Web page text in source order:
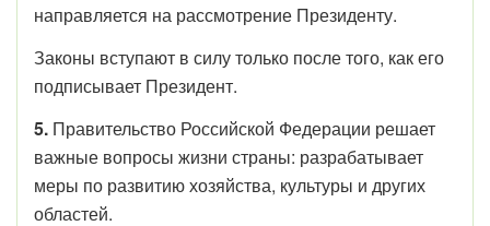
направляется на рассмотрение Президенту.
Законы вступают в силу только после того, как его
подписывает Президент.
5. Правительство Российской Федерации решает
важные вопросы жизни страны: разрабатывает
меры по развитию хозяйства, культуры и других
областей.